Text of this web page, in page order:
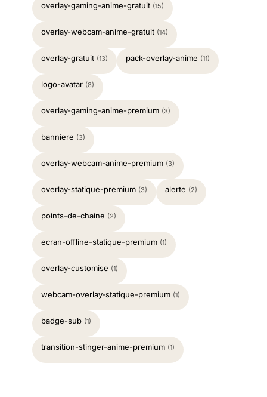
overlay-gaming-anime-gratuit (15)
overlay-webcam-anime-gratuit (14)
overlay-gratuit (13) pack-overlay-anime (11)
logo-avatar (8)
overlay-gaming-anime-premium (3)
banniere (3)
overlay-webcam-anime-premium (3)
overlay-statique-premium (3) alerte (2)
points-de-chaine (2)
ecran-offline-statique-premium (1)
overlay-customise (1)
webcam-overlay-statique-premium (1)
badge-sub (1)
transition-stinger-anime-premium (1)